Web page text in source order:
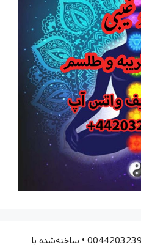
• ساخته‌شده با